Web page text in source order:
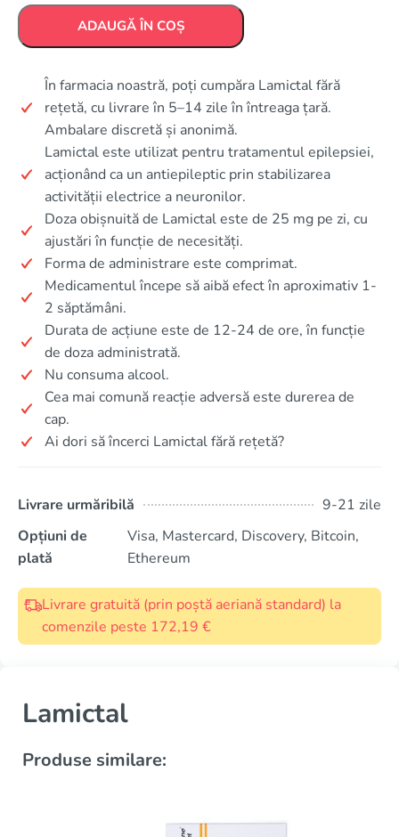
ADAUGĂ ÎN COȘ
În farmacia noastră, poți cumpăra Lamictal fără
rețetă, cu livrare în 5–14 zile în întreaga țară.
Ambalare discretă și anonimă.
Lamictal este utilizat pentru tratamentul epilepsiei,
acționând ca un antiepileptic prin stabilizarea
activității electrice a neuronilor.
Doza obișnuită de Lamictal este de 25 mg pe zi, cu
ajustări în funcție de necesități.
Forma de administrare este comprimat.
Medicamentul începe să aibă efect în aproximativ 1-
2 săptămâni.
Durata de acțiune este de 12-24 de ore, în funcție
de doza administrată.
Nu consuma alcool.
Cea mai comună reacție adversă este durerea de
cap.
Ai dori să încerci Lamictal fără rețetă?
Livrare urmăribilă
9-21 zile
Opțiuni de
plată
Visa, Mastercard, Discovery, Bitcoin,
Ethereum
Livrare gratuită (prin poștă aeriană standard) la
comenzile peste 172,19 €
Lamictal
Produse similare: